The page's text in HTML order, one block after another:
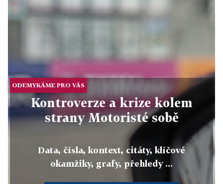
ODEMYKÁME PRO VÁS
Kontroverze a krize kolem
strany Motoristé sobě
Data, čísla, kontext, citáty, klíčové
okamžiky, grafy, přehledy ...